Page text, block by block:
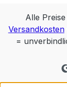
Alle
Versandkosten
=